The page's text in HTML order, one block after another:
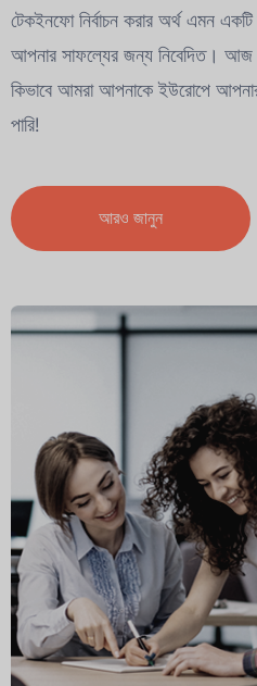
টেকইনফো নির্বাচন করার অর্থ এমন একটি
আপনার সাফল্যের জন্য নিবেদিত।
কিভাবে আমরা আপনাকে ইউরোপে
পারি!
আরও জানুন